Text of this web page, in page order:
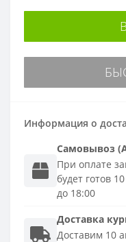
Информация о
Самовывоз
При оплате
будет готов
до 18:00
Доставка
Доставим 10